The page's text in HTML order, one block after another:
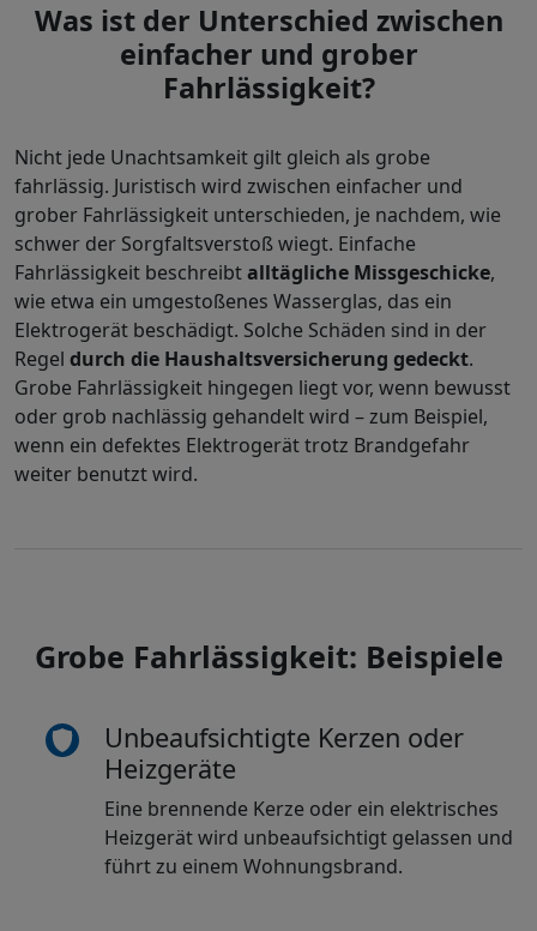
Was ist der Unterschied zwischen
einfacher und grober
Fahrlässigkeit?
Nicht jede Unachtsamkeit gilt gleich als grobe
fahrlässig. Juristisch wird zwischen einfacher und
grober Fahrlässigkeit unterschieden, je nachdem, wie
schwer der Sorgfaltsverstoß wiegt. Einfache
Fahrlässigkeit beschreibtalltägliche Missgeschicke,
wie etwa ein umgestoßenes Wasserglas, das ein
Elektrogerät beschädigt. Solche Schäden sind in der
Regel durch die Haushaltsversicherung gedeckt.
Grobe Fahrlässigkeit hingegen liegt vor, wenn bewusst
oder grob nachlässig gehandelt wird – zum Beispiel,
wenn ein defektes Elektrogerät trotz Brandgefahr
weiter benutzt wird.
Grobe Fahrlässigkeit: Beispiele
Unbeaufsichtigte Kerzen oder
Heizgeräte
Eine brennende Kerze oder ein elektrisches
Heizgerät wird unbeaufsichtigt gelassen und
führt zu einem Wohnungsbrand.